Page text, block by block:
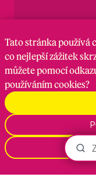
Tato stránkapoužívá
co nejlepší zážitek
můžete pomocí
používáním cookies?